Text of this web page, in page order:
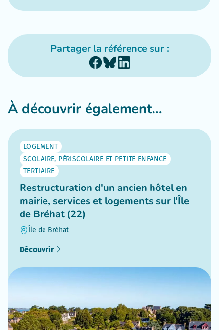
Partager la référence sur :
À découvrir également…
LOGEMENT
SCOLAIRE, PÉRISCOLAIRE ET PETITE ENFANCE
TERTIAIRE
Restructuration d'un ancien hôtel en
mairie, services et logements sur l'Île
de Bréhat (22)
Île de Bréhat
Découvrir